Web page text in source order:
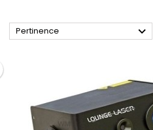
Pertinence 